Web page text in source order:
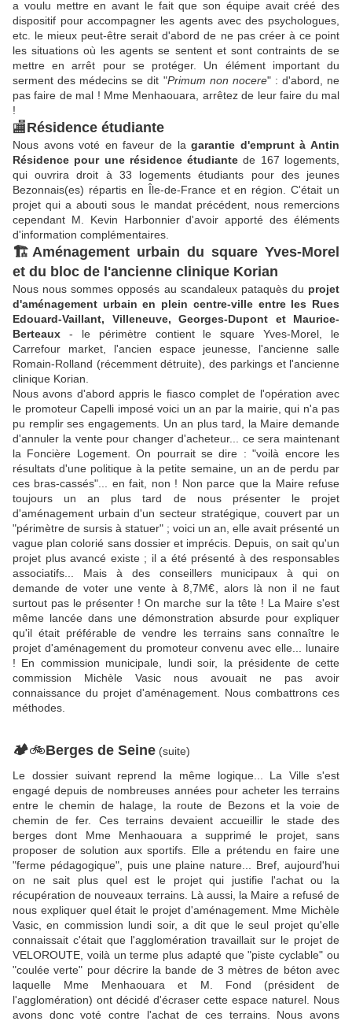
a voulu mettre en avant le fait que son équipe avait créé des
dispositif pour accompagner les agents avec des psychologues,
etc. le mieux peut-être serait d'abord de ne pas créer à ce point
les situations où les agents se sentent et sont contraints de se
mettre en arrêt pour se protéger. Un élément important du
serment des médecins se dit "Primum non nocere" : d'abord, ne
pas faire de mal ! Mme Menhaouara, arrêtez de leur faire du mal
!
🏬Résidence étudiante
Nous avons voté en faveur de lagarantie d'emprunt à Antin
Résidence pour une résidence étudiante de 167 logements,
qui ouvrira droit à 33 logements étudiants pour des jeunes
Bezonnais(es) répartis en Île-de-France et en région. C'était un
projet qui a abouti sous le mandat précédent, nous remercions
cependant M. Kevin Harbonnier d'avoir apporté des éléments
d'information complémentaires.
🏗Aménagement urbain du square Yves-Morel
et du bloc de l'ancienne clinique Korian
Nous nous sommes opposés au scandaleux pataquès du projet
d'aménagement urbain en plein centre-ville entre les Rues
Edouard-Vaillant, Villeneuve, Georges-Dupont et Maurice-
Berteaux - le périmètre contient le square Yves-Morel, le
Carrefour market, l'ancien espace jeunesse, l'ancienne salle
Romain-Rolland (récemment détruite), des parkings et l'ancienne
clinique Korian.
Nous avons d'abord appris le fiasco complet de l'opération avec
le promoteur Capelli imposé voici un an par la mairie, qui n'a pas
pu remplir ses engagements. Un an plus tard, la Maire demande
d'annuler la vente pour changer d'acheteur... ce sera maintenant
la Foncière Logement. On pourrait se dire : "voilà encore les
résultats d'une politique à la petite semaine, un an de perdu par
ces bras-cassés"... en fait, non ! Non parce que la Maire refuse
toujours un an plus tard de nous présenter le projet
d'aménagement urbain d'un secteur stratégique, couvert par un
"périmètre de sursis à statuer" ; voici un an, elle avait présenté un
vague plan colorié sans dossier et imprécis. Depuis, on sait qu'un
projet plus avancé existe ; il a été présenté à des responsables
associatifs... Mais à des conseillers municipaux à qui on
demande de voter une vente à 8,7M€, alors là non il ne faut
surtout pas le présenter ! On marche sur la tête ! La Maire s'est
même lancée dans une démonstration absurde pour expliquer
qu'il était préférable de vendre les terrains sans connaître le
projet d'aménagement du promoteur convenu avec elle... lunaire
! En commission municipale, lundi soir, la présidente de cette
commission Michèle Vasic nous avouait ne pas avoir
connaissance du projet d'aménagement. Nous combattrons ces
méthodes.
🏕🚲Berges de Seine (suite)
Le dossier suivant reprend la même logique... La Ville s'est
engagé depuis de nombreuses années pour acheter les terrains
entre le chemin de halage, la route de Bezons et la voie de
chemin de fer. Ces terrains devaient accueillir le stade des
berges dont Mme Menhaouara a supprimé le projet, sans
proposer de solution aux sportifs. Elle a prétendu en faire une
"ferme pédagogique", puis une plaine nature... Bref, aujourd'hui
on ne sait plus quel est le projet qui justifie l'achat ou la
récupération de nouveaux terrains. Là aussi, la Maire a refusé de
nous expliquer quel était le projet d'aménagement. Mme Michèle
Vasic, en commission lundi soir, a dit que le seul projet qu'elle
connaissait c'était que l'agglomération travaillait sur le projet de
VELOROUTE, voilà un terme plus adapté que "piste cyclable" ou
"coulée verte" pour décrire la bande de 3 mètres de béton avec
laquelle Mme Menhaouara et M. Fond (président de
l'agglomération) ont décidé d'écraser cette espace naturel. Nous
avons donc voté contre l'achat de ces terrains. Nous avons